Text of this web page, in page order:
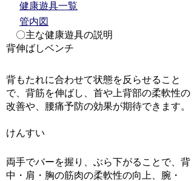
健康遊具一覧
管内図
〇主な健康遊具の説明
背伸ばしベンチ
背もたれに合わせて状態を反らせること
で、背筋を伸ばし、首や上背部の柔軟性の
改善や、腰痛予防の効果が期待できます。
けんすい
両手でバーを握り、ぶら下がることで、背
中・肩・胸の筋肉の柔軟性の向上、腕・